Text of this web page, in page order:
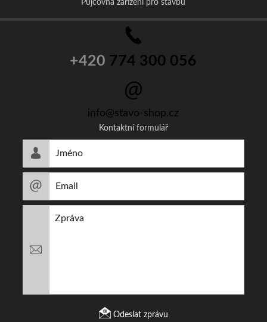
Půjčovna zařízení pro stavbu
+420 774 300 056
info@stavo-shop.cz
Kontaktní formulář
Odeslat zprávu